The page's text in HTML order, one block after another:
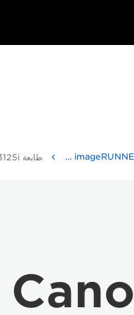
طابعة imageRUNNER C3125i متعددة الوظائف من Canon